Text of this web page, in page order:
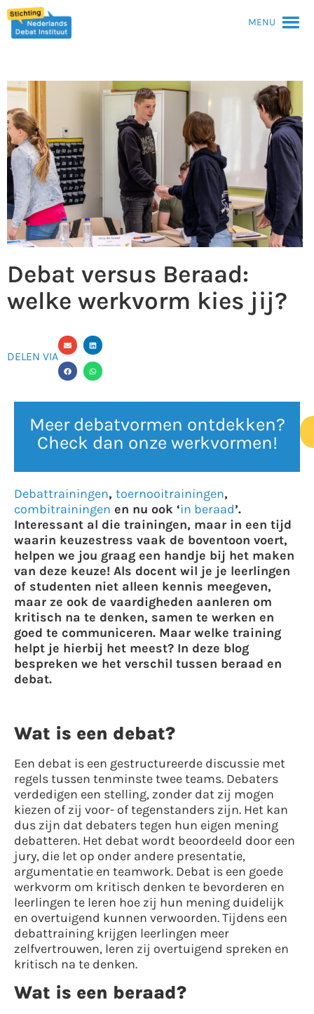
MENU
Debat versus Beraad:
welke werkvorm kies jij?
DELEN VIA
Meer debatvormen ontdekken?
Check dan onze werkvormen!
Debattrainingen, toernooitrainingen,
combitrainingen en nu ook ‘in beraad’.
Interessant al die trainingen, maar in een tijd
waarin keuzestress vaak de boventoon voert,
helpen we jou graag een handje bij het maken
van deze keuze! Als docent wil je je leerlingen
of studenten niet alleen kennis meegeven,
maar ze ook de vaardigheden aanleren om
kritisch na te denken, samen te werken en
goed te communiceren. Maar welke training
helpt je hierbij het meest? In deze blog
bespreken we het verschil tussen beraad en
debat.
Wat is een debat?
Een debat is een gestructureerde discussie met
regels tussen tenminste twee teams. Debaters
verdedigen een stelling, zonder dat zij mogen
kiezen of zij voor- of tegenstanders zijn. Het kan
dus zijn dat debaters tegen hun eigen mening
debatteren. Het debat wordt beoordeeld door een
jury, die let op onder andere presentatie,
argumentatie en teamwork. Debat is een goede
werkvorm om kritisch denken te bevorderen en
leerlingen te leren hoe zij hun mening duidelijk
en overtuigend kunnen verwoorden. Tijdens een
debattraining krijgen leerlingen meer
zelfvertrouwen, leren zij overtuigend spreken en
kritisch na te denken.
Wat is een beraad?